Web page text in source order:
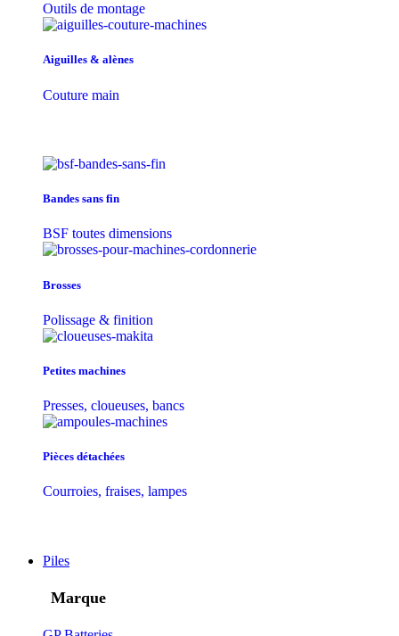
Outils de montage
Aiguilles & alènes
Couture main
Bandes sans fin
BSF toutes dimensions
Brosses
Polissage & finition
Petites machines
Presses, cloueuses, bancs
Pièces détachées
Courroies, fraises, lampes
Piles
Marque